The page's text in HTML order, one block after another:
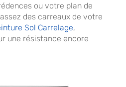
ou votre plan de
des carreaux de votre
Sol Carrelage,
une résistance encore